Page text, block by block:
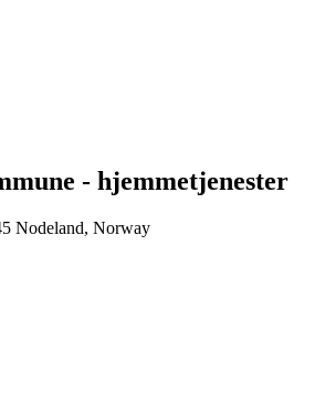
- hjemmetjenester
Nodeland, Norway